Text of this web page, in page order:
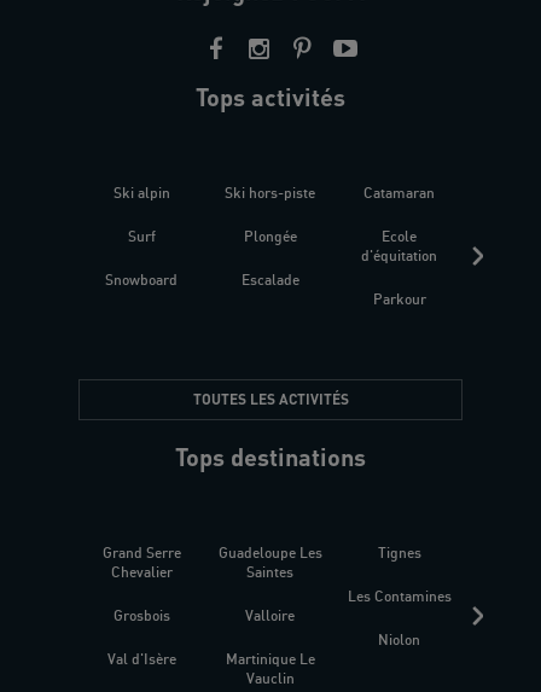
Tops activités
Ski alpin
Surf
Snowboard
Ski hors-piste
Plongée
Escalade
Catamaran
Ecole
d'équitation
Parkour
TOUTES LES ACTIVITÉS
Tops destinations
Grand Serre
Chevalier
Grosbois
Val d'Isère
Guadeloupe Les
Saintes
Valloire
Martinique Le
Vauclin
Tignes
Les Contamines
Niolon